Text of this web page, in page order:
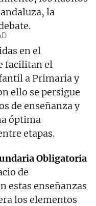
la
en el
facilitan el
a Primaria y
ello se persigue
de enseñanza y
óptima
etapas.
Obligatoria
de
estas enseñanzas
los elementos